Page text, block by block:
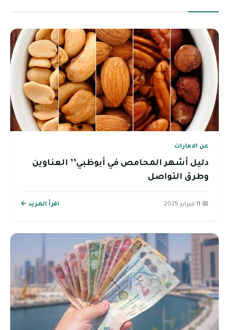
عن الامارات
دليل أشهر المحامص في أبوظبي’’ العناوين
وطرق التواصل
📅 11 فبراير 2025 اقرأ المزيد ←